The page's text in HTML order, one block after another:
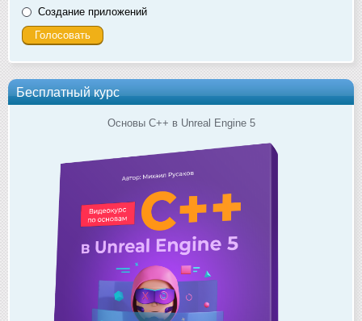
Создание приложений
Бесплатный курс
Основы C++ в Unreal Engine 5